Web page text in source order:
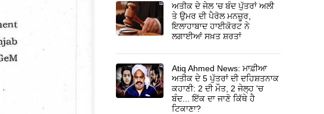
ਅਤੀਕ ਦੇ ਜੇਲ 'ਚ ਬੰਦ ਪੁੱਤਰਾਂ ਅਲੀ
ਤੇ ਉਮਰ ਦੀ ਪੈਰੋਲ ਮਨਜ਼ੂਰ,
ਇਲਾਹਾਬਾਦ ਹਾਈਕੋਰਟ ਨੇ
ਲਗਾਈਆਂ ਸਖ਼ਤ ਸ਼ਰਤਾਂ
Atiq Ahmed News: ਮਾਫ਼ੀਆ
ਅਤੀਕ ਦੇ 5 ਪੁੱਤਰਾਂ ਦੀ ਦਹਿਸ਼ਤਨਾਕ
ਕਹਾਣੀ: 2 ਦੀ ਮੌਤ, 2 ਜੇਲ੍ਹ 'ਚ
ਬੰਦ... ਇੱਕ ਦਾ ਜਾਣੋ ਕਿੱਥੇ ਹੈ
ਟਿਕਾਣਾ?